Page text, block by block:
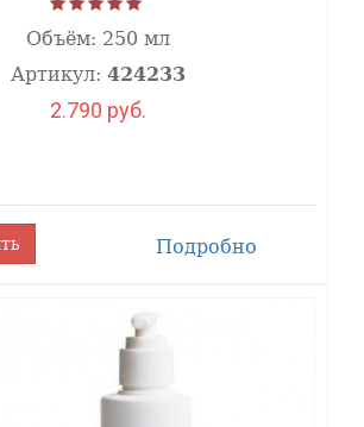
с гликолевой
комплексом "Pre Peel
очищающий мусс с
кислотой "Pre Peel
"PP Neutra-Lotion"
424167
SPF 50, 100 мл
SPF 30, 100 мл
Объём: 250 мл
Артикул: 424233
2.790 руб.
Подробно